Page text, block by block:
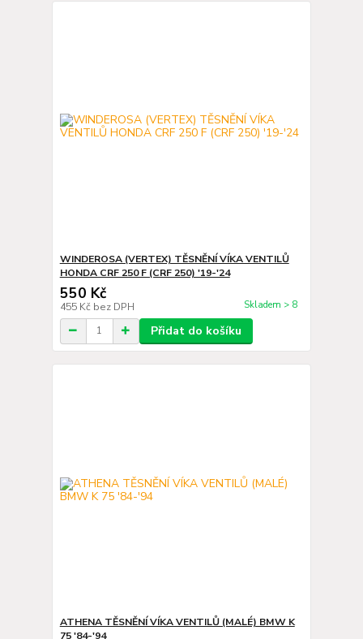
WINDEROSA (VERTEX) TĚSNĚNÍ VÍKA VENTILŮ
HONDA CRF 250 F (CRF 250) '19-'24
550 Kč
455 Kč bez DPH Skladem > 8
Přidat do košíku
ATHENA TĚSNĚNÍ VÍKA VENTILŮ (MALÉ) BMW K
75 '84-'94